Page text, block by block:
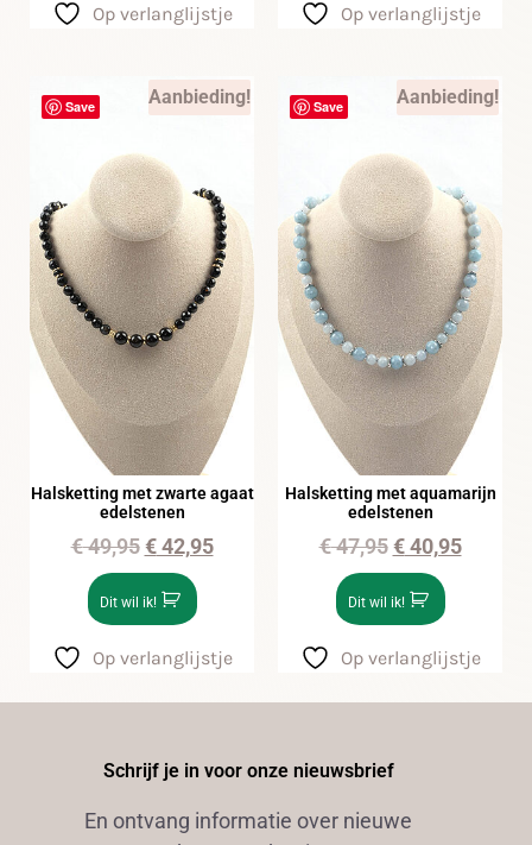
Op verlanglijstje Op verlanglijstje
Save Aanbieding!
Halsketting met zwarte agaat
edelstenen
€49,95 €42,95
Dit wil ik!
Op verlanglijstje
Save Aanbieding!
Halsketting met aquamarijn
edelstenen
€47,95 €40,95
Dit wil ik!
Op verlanglijstje
Schrijf je in voor onze nieuwsbrief
En ontvang informatie over nieuwe